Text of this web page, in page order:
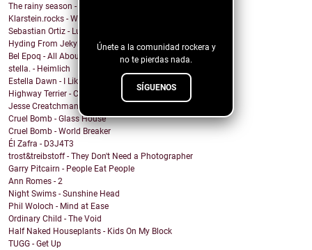
Únete a la comunidad rockera y
no te pierdas nada.
SÍGUENOS
The rainy season - In This Moment
Klarstein.rocks - When I'm Burning Matches
Sebastian Ortiz - Lust Fun Love
Hyding From Jekyll - Along The Line
Bel Epoq - All About You
stella. - Heimlich
Estella Dawn - I Like It Rough
Highway Terrier - Covid Blues
Jesse Creatchman - Heat Of The Summer Night
Cruel Bomb - Glass House
Cruel Bomb - World Breaker
Él Zafra - D3J4T3
trost&treibstoff - They Don't Need a Photographer
Garry Pitcairn - People Eat People
Ann Romes - 2
Night Swims - Sunshine Head
Phil Woloch - Mind at Ease
Ordinary Child - The Void
Half Naked Houseplants - Kids On My Block
TUGG - Get Up